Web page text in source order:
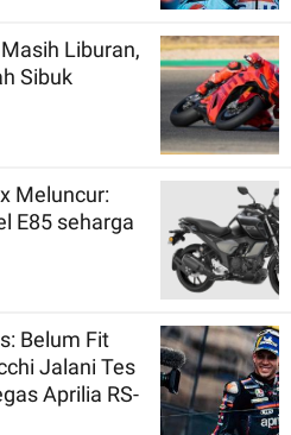
Liburan,
Sibuk
Meluncur:
E85 seharga
Belum Fit
Jalani Tes
Aprilia RS-